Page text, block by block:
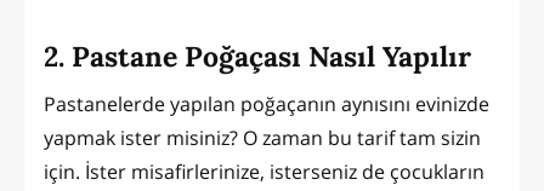
2. Pastane Poğaçası Nasıl Yapılır
Pastanelerde yapılan poğaçanın aynısını evinizde
yapmak ister misiniz? O zaman bu tarif tam sizin
için. İster misafirlerinize, isterseniz de çocukların